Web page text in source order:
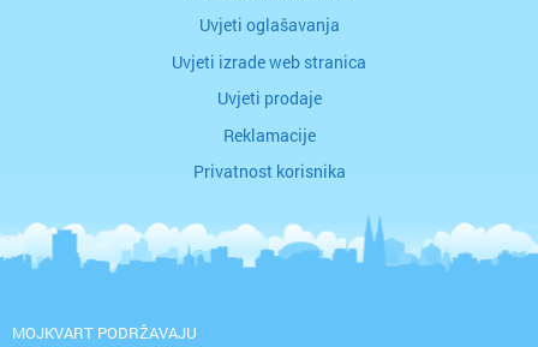
Uvjeti oglašavanja
Uvjeti izrade web stranica
Uvjeti prodaje
Reklamacije
Privatnost korisnika
MOJKVART PODRŽAVAJU